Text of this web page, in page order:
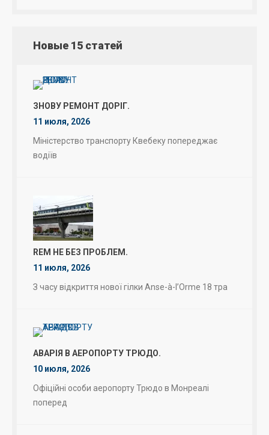
Новые 15 статей
ЗНОВУ РЕМОНТ ДОРІГ.
11 июля, 2026
Міністерство транспорту Квебеку попереджає
водіїв
REM НЕ БЕЗ ПРОБЛЕМ.
11 июля, 2026
З часу відкриття нової гілки Anse-à-l’Orme 18 тра
АВАРІЯ В АЕРОПОРТУ ТРЮДО.
10 июля, 2026
Офіційні особи аеропорту Трюдо в Монреалі
поперед